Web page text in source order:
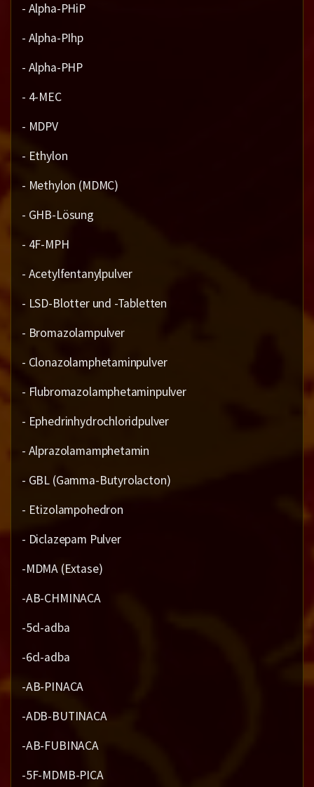
- Alpha-PHiP
- Alpha-PIhp
- Alpha-PHP
- 4-MEC
- MDPV
- Ethylon
- Methylon (MDMC)
- GHB-Lösung
- 4F-MPH
- Acetylfentanylpulver
- LSD-Blotter und -Tabletten
- Bromazolampulver
- Clonazolamphetaminpulver
- Flubromazolamphetaminpulver
- Ephedrinhydrochloridpulver
- Alprazolamamphetamin
- GBL (Gamma-Butyrolacton)
- Etizolampohedron
- Diclazepam Pulver
-MDMA (Extase)
-AB-CHMINACA
-5cl-adba
-6cl-adba
-AB-PINACA
-ADB-BUTINACA
-AB-FUBINACA
-5F-MDMB-PICA